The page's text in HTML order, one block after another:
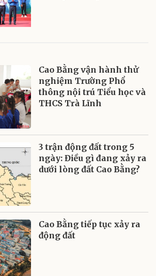
Cao Bằng vận hành thử
nghiệm Trường Phổ
thông nội trú Tiểu học và
THCS Trà Lĩnh
3 trận động đất trong 5
ngày: Điều gì đang xảy ra
dưới lòng đất Cao Bằng?
Cao Bằng tiếp tục xảy ra
động đất